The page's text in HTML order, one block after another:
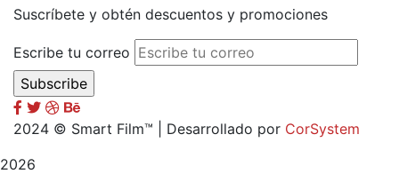
Suscríbete y obtén descuentos y promociones
Escribe tu correo
2024 © Smart Film™ | Desarrollado por CorSystem
2026